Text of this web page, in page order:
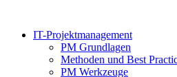
springenIT-Projektmanagement
PM Grundlagen
Methoden und Best
PM Werkzeuge